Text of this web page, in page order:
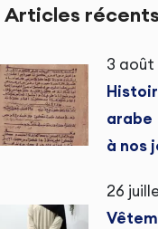
Articles récents
3 août
à nos
26